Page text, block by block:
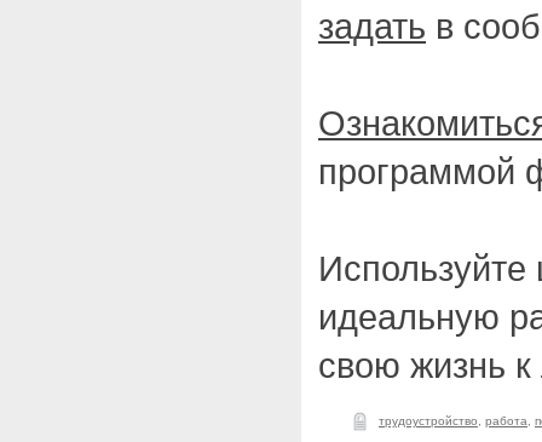
задать в
программой
идеальную
свою жизнь
трудоустройство работа